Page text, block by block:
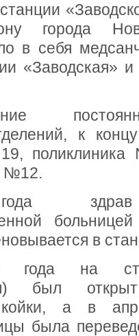
города
в себя
«Заводская»
к
№12.
здрав
в
года на
был открыт
а в
была